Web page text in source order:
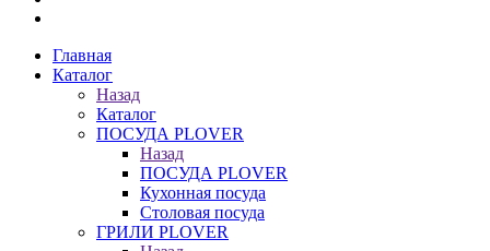
Главная
Каталог
Назад
Каталог
ПОСУДА PLOVER
Назад
ПОСУДА PLOVER
Кухонная посуда
Столовая посуда
ГРИЛИ PLOVER